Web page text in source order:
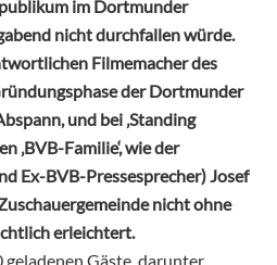
im Dortmunder
nicht durchfallen würde.
Filmemacher des
der Dortmunder
und bei ‚Standing
‚BVB-Familie‘, wie der
Ex-BVB-Pressesprecher) Josef
nicht ohne
erleichtert.
Gäste, darunter